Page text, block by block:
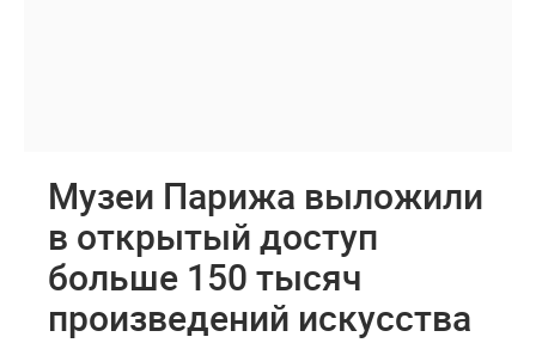
Музеи Парижа выложили
в открытый доступ
больше 150 тысяч
произведений искусства